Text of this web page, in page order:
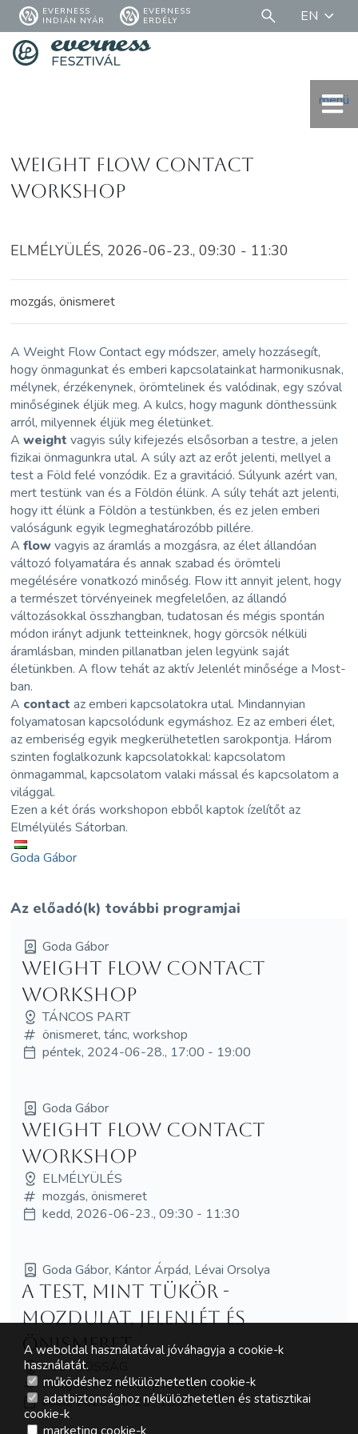
EVERNESS
INDIÁN NYÁR
EVERNESS
ERDÉLY
EN
menü
Weight Flow Contact
Workshop
ELMÉLYÜLÉS, 2026-06-23., 09:30 - 11:30
mozgás, önismeret
A Weight Flow Contact egy módszer, amely hozzásegít,
hogy önmagunkat és emberi kapcsolatainkat harmonikusnak,
mélynek, érzékenynek, örömtelinek és valódinak, egy szóval
minőséginek éljük meg. A kulcs, hogy magunk dönthessünk
arról, milyennek éljük meg életünket.
Aweightvagyis súly kifejezés elsősorban a testre, a jelen
fizikai önmagunkra utal. A súly azt az erőt jelenti, mellyel a
test a Föld felé vonzódik. Ez a gravitáció. Súlyunk azért van,
mert testünk van és a Földön élünk. A súly tehát azt jelenti,
hogy itt élünk a Földön a testünkben, és ez jelen emberi
valóságunk egyik legmeghatározóbb pillére.
Aflowvagyis az áramlás a mozgásra, az élet állandóan
változó folyamatára és annak szabad és örömteli
megélésére vonatkozó minőség. Flow itt annyit jelent, hogy
a természet törvényeinek megfelelően, az állandó
változásokkal összhangban, tudatosan és mégis spontán
módon irányt adjunk tetteinknek, hogy görcsök nélküli
áramlásban, minden pillanatban jelen legyünk saját
életünkben. A flow tehát az aktív Jelenlét minősége a Most-
ban.
A contact az emberi kapcsolatokra utal. Mindannyian
folyamatosan kapcsolódunk egymáshoz. Ez az emberi élet,
az emberiség egyik megkerülhetetlen sarokpontja. Három
szinten foglalkozunk kapcsolatokkal: kapcsolatom
önmagammal, kapcsolatom valaki mással és kapcsolatom a
világgal.
Ezen a két órás workshopon ebből kaptok ízelítőt az
Elmélyülés Sátorban.
Goda Gábor
Az előadó(k) további programjai
Goda Gábor
Weight Flow Contact
workshop
TÁNCOS PART
önismeret, tánc, workshop
péntek, 2024-06-28., 17:00 - 19:00
Goda Gábor
Weight Flow Contact
Workshop
ELMÉLYÜLÉS
mozgás, önismeret
kedd, 2026-06-23., 09:30 - 11:30
Goda Gábor, Kántor Árpád, Lévai Orsolya
A test, mint tükör -
mozdulat, jelenlét és
önismeret
TUDATOSSÁG
mozgás, önismeret, pszichológia
kedd, 2026-06-23., 15:30 - 16:45
A weboldal használatával jóváhagyja a cookie-k
használatát.
működéshez nélkülözhetetlen cookie-k
adatbiztonsághoz nélkülözhetetlen és statisztikai
cookie-k